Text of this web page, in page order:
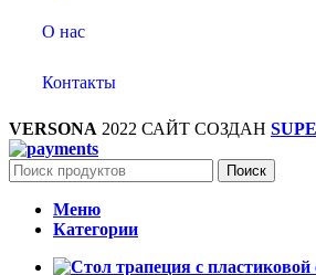
О нас
Контакты
VERSONA 2022 САЙТ СОЗДАН
Поиск
Меню
Категории